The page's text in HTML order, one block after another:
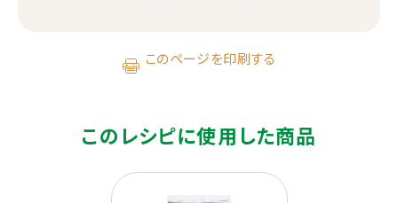
このページを印刷する
このレシピに使用した商品